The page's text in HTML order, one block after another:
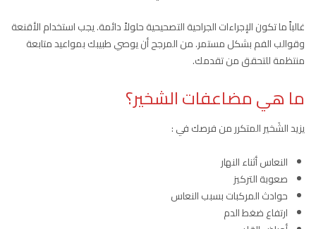
غالباً ما تكون الإجراءات الجراحية التصحيحية حلولاً دائمة. يجب استخدام الأقنعة
وقوالب الفم بشكل مستمر. من المرجح أن يوصي طبيبك بمواعيد متابعة
منتظمة للتحقق من تقدمك.
ما هي مضاعفات الشخير؟
يزيد الشَخير المتكرر من فرصك في :
النعاس أثناء النهار
صعوبة التركيز
حوادث المركبات بسبب النعاس
ارتفاع ضغط الدم